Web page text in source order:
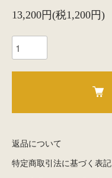
13,200円(税1,200円)
返品について
特定商取引法に基づく表記